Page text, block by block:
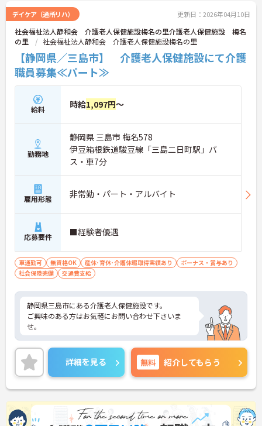
に詳細をお話しいたしますのでお気軽にご相談くだ
さい！
デイケア（通所リハ） 更新日：2026年04月10日
社会福祉法人静和会 介護老人保健施設梅名の里介護老人保健施設 梅名
の里
社会福祉法人静和会 介護老人保健施設梅名の里
【静岡県／三島市】 介護老人保健施設にて介護
職員募集≪パート≫
給料 時給1,097円～
勤務地
静岡県 三島市 梅名578
伊豆箱根鉄道駿豆線「三島二日町駅」バ
ス・車7分
雇用形態 非常勤・パート・アルバイト
応募要件 ■経験者優遇
車通勤可 無資格OK 産休･育休･介護休暇取得実績あり
ボーナス・賞与あり
社会保険完備
交通費支給
静岡県三島市にある介護老人保健施設です。
ご興味のある方はお気軽にお問い合わせ下さいま
せ。
詳細を見る 無料 紹介してもらう